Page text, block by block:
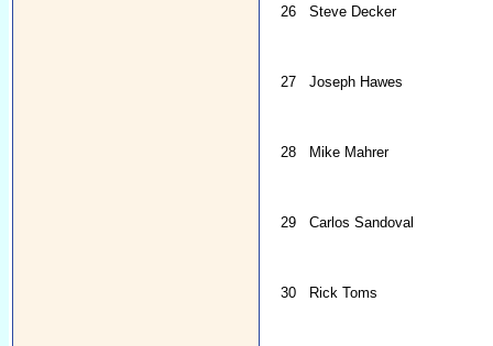
26 Steve Decker
27 Joseph Hawes
28 Mike Mahrer
29 Carlos Sandoval
30 Rick Toms